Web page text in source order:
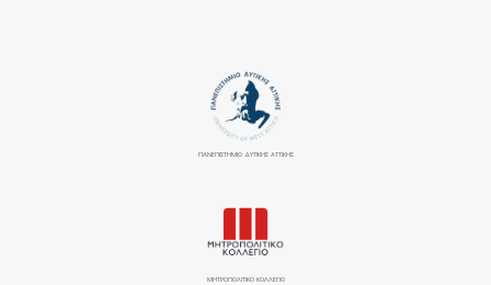
ΠΑΝΕΠΙΣΤΉΜΙΟ ΔΥΤΙΚΉΣ ΑΤΤΙΚΉΣ
ΜΗΤΡΟΠΟΛΙΤΙΚΟ ΚΟΛΛΕΓΙΟ